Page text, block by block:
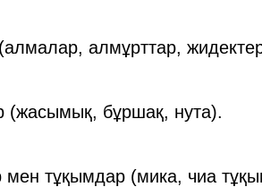
алмұрттар,
(жасымық, бұршақ, нута).
мен тұқымдар (мика, чиа